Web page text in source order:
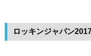
ロッキンジャパン